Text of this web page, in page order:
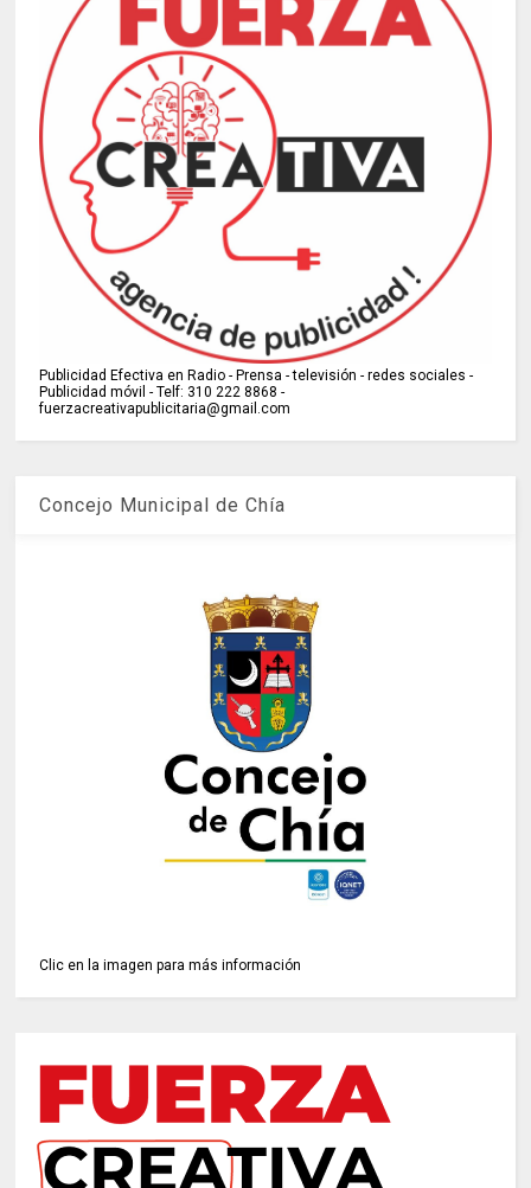
Publicidad Efectiva en Radio - Prensa - televisión - redes sociales -
Publicidad móvil - Telf: 310 222 8868 -
fuerzacreativapublicitaria@gmail.com
Concejo Municipal de Chía
Clic en la imagen para más información